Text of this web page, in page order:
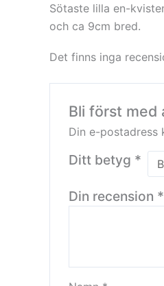
Sötaste lilla en-
och ca 9cm bred.
Det finns inga
Bli först med
Din e-postadress
Ditt betyg *
Din recension *